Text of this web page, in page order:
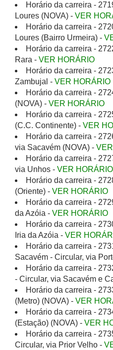
Horário da carreira -
Loures (NOVA) - VER
Horário da carreira -
Loures (Bairro Urmeira) -
Horário da carreira -
Rara - VER HORÁRIO
Horário da carreira -
Zambujal - VER HORÁRIO
Horário da carreira -
(NOVA) - VER HORÁRIO
Horário da carreira -
(C.C. Continente) - VER
Horário da carreira -
via Sacavém (NOVA) -
Horário da carreira -
via Unhos - VER HORÁRIO
Horário da carreira -
(Oriente) - VER HORÁRIO
Horário da carreira -
da Azóia - VER HORÁRIO
Horário da carreira -
Iria da Azóia - VER
Horário da carreira -
Sacavém - Circular, via
Horário da carreira -
- Circular, via Sacavém e
Horário da carreira -
(Metro) (NOVA) - VER
Horário da carreira -
(Estação) (NOVA) - VER
Horário da carreira -
Circular, via Prior Velho -